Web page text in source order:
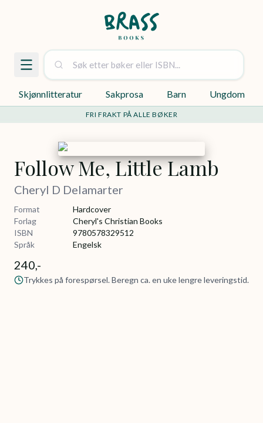
Skjønnlitteratur Sakprosa Barn Ungdom
FRI FRAKT PÅ ALLE BØKER
Follow Me, Little Lamb
Cheryl D Delamarter
Format
Hardcover
Forlag
Cheryl's Christian Books
ISBN
9780578329512
Språk
Engelsk
240,-
Trykkes på forespørsel. Beregn ca. en uke lengre leveringstid.